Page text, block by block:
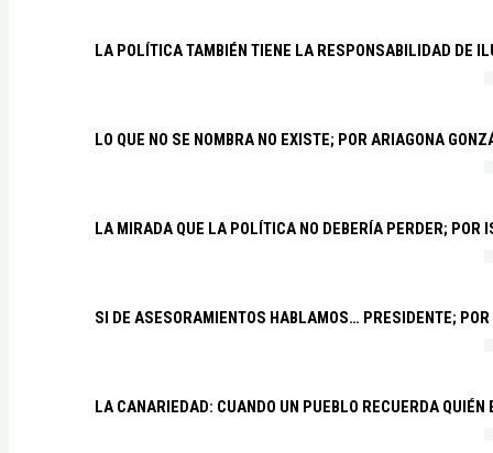
LA POLÍTICA TAMBIÉN TIENE LA RESPONSABILIDAD DE
LO QUE NO SE NOMBRA NO EXISTE; POR ARIAGONA
LA MIRADA QUE LA POLÍTICA NO DEBERÍA PERDER; POR
SI DE ASESORAMIENTOS HABLAMOS… PRESIDENTE;
LA CANARIEDAD: CUANDO UN PUEBLO RECUERDA QUIÉN